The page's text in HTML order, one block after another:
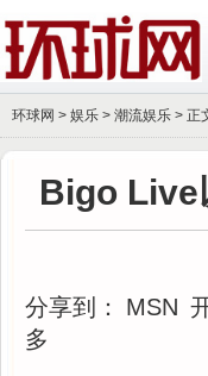
环球网 > 娱乐 > 潮流娱乐 > 正
Bigo Live
分享到：
MSN
多